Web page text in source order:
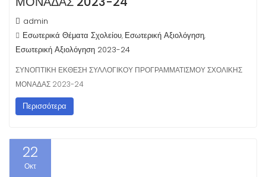
admin
Εσωτερικά Θέματα Σχολείου, Εσωτερική Αξιολόγηση,
Εσωτερική Αξιολόγηση 2023-24
ΣΥΝΟΠΤΙΚΗ ΕΚΘΕΣΗ ΣΥΛΛΟΓΙΚΟΥ ΠΡΟΓΡΑΜΜΑΤΙΣΜΟΥ ΣΧΟΛΙΚΗΣ
ΜΟΝΑΔΑΣ 2023-24
Περισσότερα
22
Οκτ